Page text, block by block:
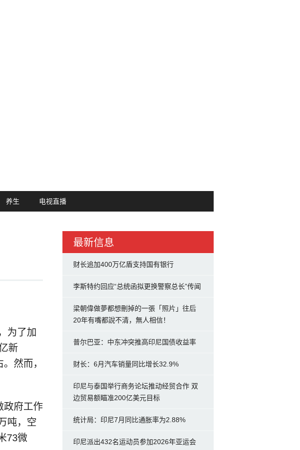
养生 电视直播
为了加
新
然而，
政府工作
吨，空
73微
最新信息
财长追加400万亿盾支持国有银行
李斯特约回应“总统函拟更换警察总长”传闻
梁朝偉做夢都想刪掉的一張「照片」往后
20年有嘴都說不清，無人相信！
普尔巴亚：中东冲突推高印尼国债收益率
财长：6月汽车销量同比增长32.9%
印尼与泰国举行商务论坛推动经贸合作 双
边贸易额瞄准200亿美元目标
统计局：印尼7月同比通胀率为2.88%
印尼派出432名运动员参加2026年亚运会